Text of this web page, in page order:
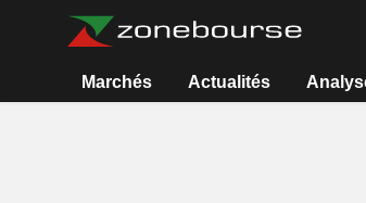
Marchés Actualités